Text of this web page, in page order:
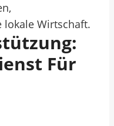
lokale Wirtschaft.
Für